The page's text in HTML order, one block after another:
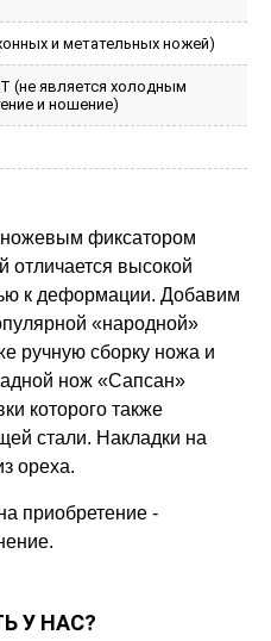
и метательных ножей)
(не является холодным
и ношение)
фиксатором
отличается высокой
к деформации. Добавим
«народной»
ручную сборку ножа и
нож «Сапсан»
которого также
стали. Накладки на
ореха.
приобретение -
У НАС?